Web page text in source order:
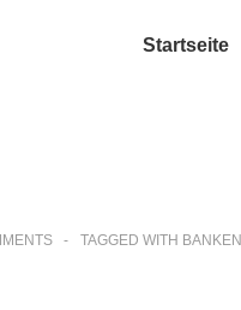
Startseite
TAGGED WITH BANKEN